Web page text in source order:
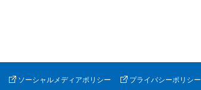
ソーシャルメディアポリシー プライバシーポリシー